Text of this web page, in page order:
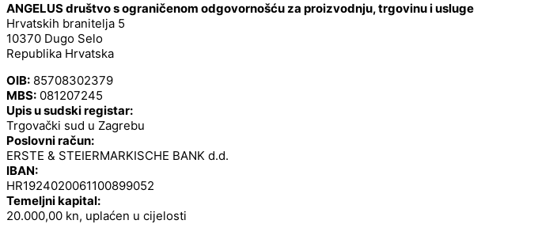
ANGELUS društvo s ograničenom odgovornošću za proizvodnju, trgovinu i usluge
Hrvatskih branitelja 5
10370 Dugo Selo
Republika Hrvatska
OIB: 85708302379
MBS: 081207245
Upis u sudski registar:
Trgovački sud u Zagrebu
Poslovni račun:
ERSTE & STEIERMARKISCHE BANK d.d.
IBAN:
HR1924020061100899052
Temeljni kapital:
20.000,00 kn, uplaćen u cijelosti